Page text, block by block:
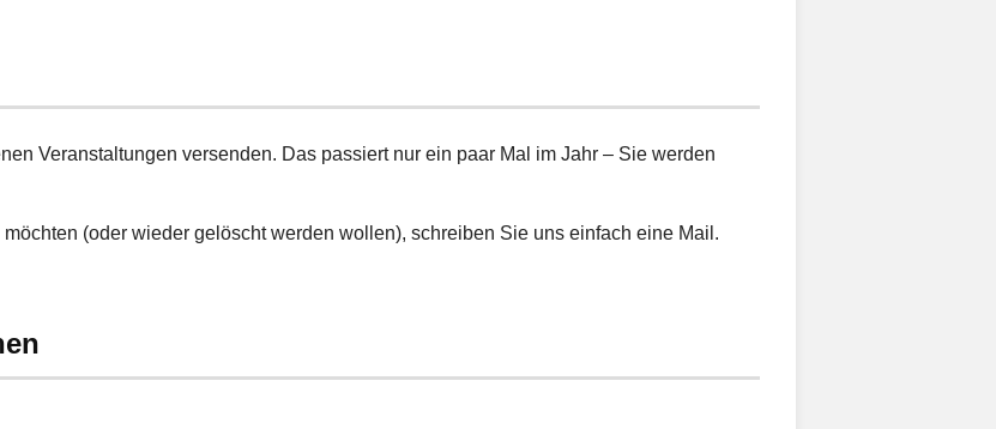
Veranstaltungen versenden. Das passiert nur ein paar Mal im Jahr – Sie werden
(oder wieder gelöscht werden wollen), schreiben Sie uns einfach eine Mail.